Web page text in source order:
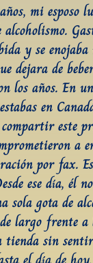
mi esposo
alcoholismo.
y se
dejara de
los años. En
en
este
a
por fax.
ese día, él
sola gota de
largo frente a
tienda sin